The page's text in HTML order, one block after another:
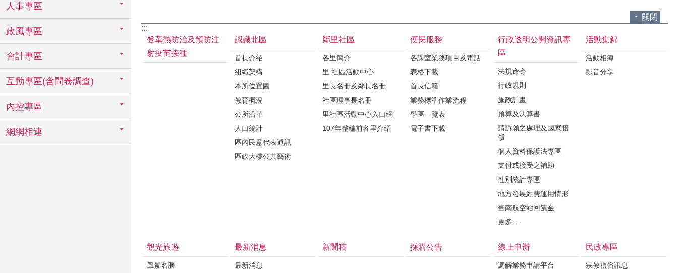
人事專區
政風專區
會計專區
互動專區(含問卷調查)
內控專區
網網相連
關閉
:::
登革熱防治及預防注
射疫苗接種
認識北區
首長介紹
組織架構
本所位置圖
教育概況
公所沿革
人口統計
區內民意代表通訊
區政大樓公共藝術
鄰里社區
各里簡介
里.社區活動中心
里長名冊及鄰長名冊
社區理事長名冊
里社區活動中心入口網
107年整編前各里介紹
便民服務
各課室業務項目及電話
表格下載
首長信箱
業務標準作業流程
學區一覽表
電子書下載
行政透明公開資訊專
區
法規命令
行政規則
施政計畫
預算及決算書
請訴願之處理及國家賠
償
個人資料保護法專區
支付或接受之補助
性別統計專區
地方發展經費運用情形
臺南航空站回饋金
更多...
活動集錦
活動相簿
影音分享
觀光旅遊
風景名勝
最新消息
最新消息
新聞稿 採購公告 線上申辦
調解業務申請平台
民政專區
宗教禮俗訊息